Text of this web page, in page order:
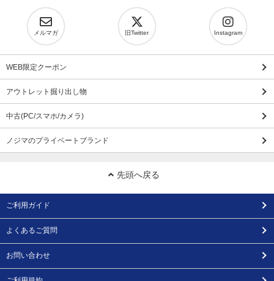
メルマガ 旧Twitter Instagram
WEB限定クーポン
アウトレット掘り出し物
中古(PC/スマホ/カメラ)
ノジマのプライベートブランド
先頭へ戻る
ご利用ガイド
よくあるご質問
お問い合わせ